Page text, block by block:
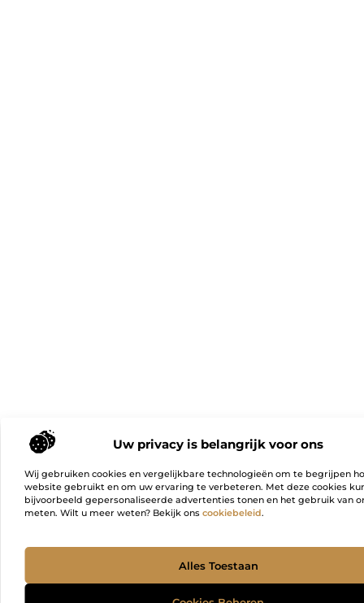
Uw privacy is belangrijk voor ons
Wij gebruiken cookies en vergelijkbare technologieën om te begrijpen
website gebruikt en om uw ervaring te verbeteren. Met deze cookies
bijvoorbeeld gepersonaliseerde advertenties tonen en het gebruik van
meten. Wilt u meer weten? Bekijk ons cookiebeleid.
Alles Toestaan